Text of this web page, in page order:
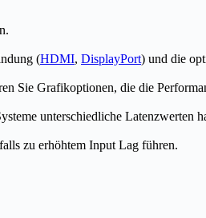
(HDMI, DisplayPort) und die
Sie Grafikoptionen, die die
unterschiedliche Latenzwerten
zu erhöhtem Input Lag führen.